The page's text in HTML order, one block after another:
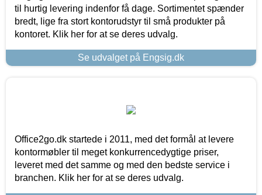
til hurtig levering indenfor få dage. Sortimentet spænder
bredt, lige fra stort kontorudstyr til små produkter på
kontoret. Klik her for at se deres udvalg.
Se udvalget på Engsig.dk
Office2go.dk startede i 2011, med det formål at levere
kontormøbler til meget konkurrencedygtige priser,
leveret med det samme og med den bedste service i
branchen. Klik her for at se deres udvalg.